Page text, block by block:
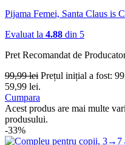
Pijama Femei, Santa Claus is
Evaluat la 4.88 din 5
Pret Recomandat de
99,99lei Prețul inițial a fost:
59,99 lei.
Cumpara
Acest produs are mai multe
produsului.
-33%